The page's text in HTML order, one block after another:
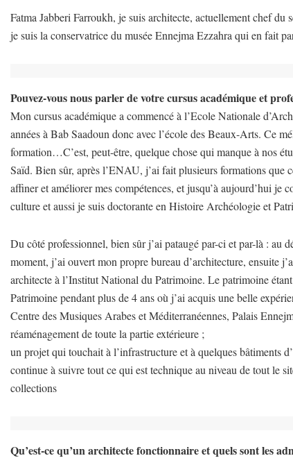
Fatma Jabberi Farroukh, je suis architecte, actuellement chef
je suis la conservatrice du musée Ennejma Ezzahra qui en fait
Pouvez-vous nous parler de votre cursus académique et
Mon cursus académique a commencé à l’Ecole Nationale
années à Bab Saadoun donc avec l’école des Beaux-Arts. Ce
formation…C’est, peut-être, quelque chose qui manque à nos
Saïd. Bien sûr, après l’ENAU, j’ai fait plusieurs formations que
affiner et améliorer mes compétences, et jusqu’à aujourd’hui
culture et aussi je suis doctorante en Histoire Archéologie et
Du côté professionnel, bien sûr j’ai pataugé par-ci et par-là : au
moment, j’ai ouvert mon propre bureau d’architecture, ensuite
architecte à l’Institut National du Patrimoine. Le patrimoine
Patrimoine pendant plus de 4 ans où j’ai acquis une belle
Centre des Musiques Arabes et Méditerranéennes, Palais
réaménagement de toute la partie extérieure ;
un projet qui touchait à l’infrastructure et à quelques bâtiments
continue à suivre tout ce qui est technique au niveau de tout le
collections
Qu’est-ce qu’un architecte fonctionnaire et quels sont les